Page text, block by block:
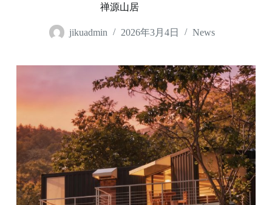
禅源山居
jikuadmin 2026年3月4日 News